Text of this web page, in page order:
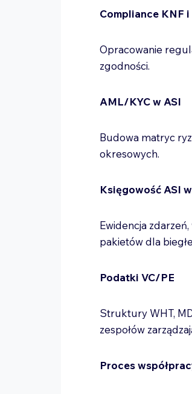
Compliance KNF
Opracowanie
zgodności.
AML/KYC w ASI
Budowa matryc
okresowych.
Księgowość ASI
Ewidencja
pakietów dla
Podatki VC/PE
Struktury WHT,
zespołów
Proces